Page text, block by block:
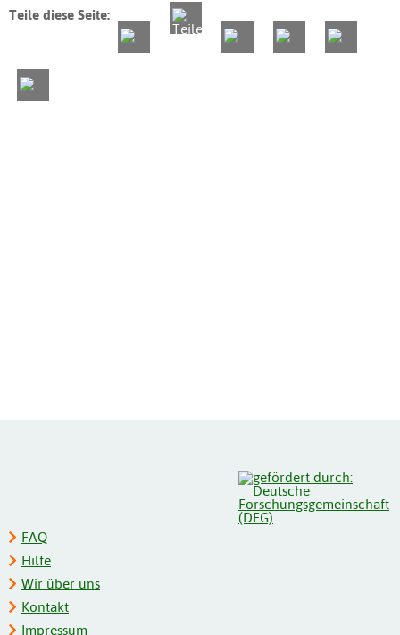
Teile diese Seite:
FAQ
Hilfe
Wir über uns
Kontakt
Impressum